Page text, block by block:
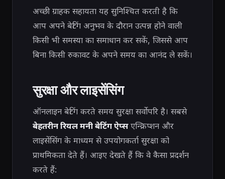
अच्छी ग्राहक सहायता यह सुनिश्चित करती है कि
आप अपने बेटिंग अनुभव के दौरान उत्पन्न होने वाली
किसी भी समस्या का समाधान कर सकें, जिससे आप
बिना किसी रुकावट के अपने समय का आनंद ले सकें।
सुरक्षा और लाइसेंसिंग
ऑनलाइन बेटिंग करते समय सुरक्षा सर्वोपरि है। सबसे
बेहतरीन रियल मनी बेटिंग ऐप्सएन्क्रिप्शन और
लाइसेंसिंग के माध्यम से उपयोगकर्ता सुरक्षा को
प्राथमिकता देते हैं। आइए देखते हैं कि वे कैसा प्रदर्शन
करते हैं: